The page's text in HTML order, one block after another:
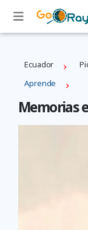
Ecuador
Aprende
Memorias